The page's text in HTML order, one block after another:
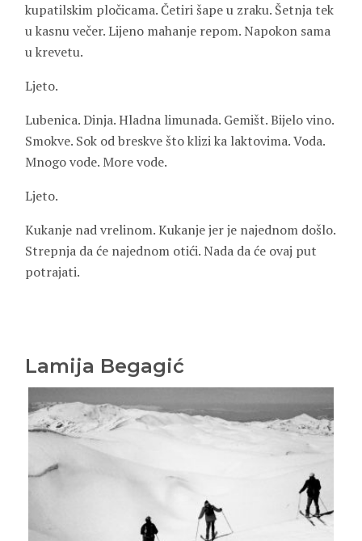
kupatilskim pločicama. Četiri šape u zraku. Šetnja tek
u kasnu večer. Lijeno mahanje repom. Napokon sama
u krevetu.
Ljeto.
Lubenica. Dinja. Hladna limunada. Gemišt. Bijelo vino.
Smokve. Sok od breskve što klizi ka laktovima. Voda.
Mnogo vode. More vode.
Ljeto.
Kukanje nad vrelinom. Kukanje jer je najednom došlo.
Strepnja da će najednom otići. Nada da će ovaj put
potrajati.
Lamija Begagić